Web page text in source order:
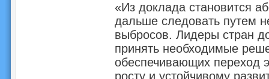
«Из доклада становится
дальше следовать путем
выбросов. Лидеры стран
принять необходимые
обеспечивающих переход
росту и устойчивому